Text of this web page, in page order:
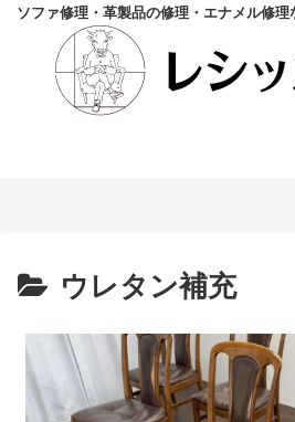
ソファ修理・革製品の修理・エナメル修理
ウレタン補充